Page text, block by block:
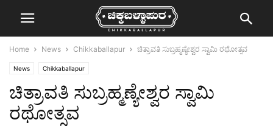
Home News Chikkaballapur ಚಿತ್ರಾವತಿ ಸುಬ್ರಹ್ಮಣ್ಯೇಶ್ವರ ಸ್ವಾಮಿ ರಥೋತ್ಸವ
News Chikkaballapur
ಚಿತ್ರಾವತಿ ಸುಬ್ರಹ್ಮಣ್ಯೇಶ್ವರ ಸ್ವಾಮಿ
ರಥೋತ್ಸವ